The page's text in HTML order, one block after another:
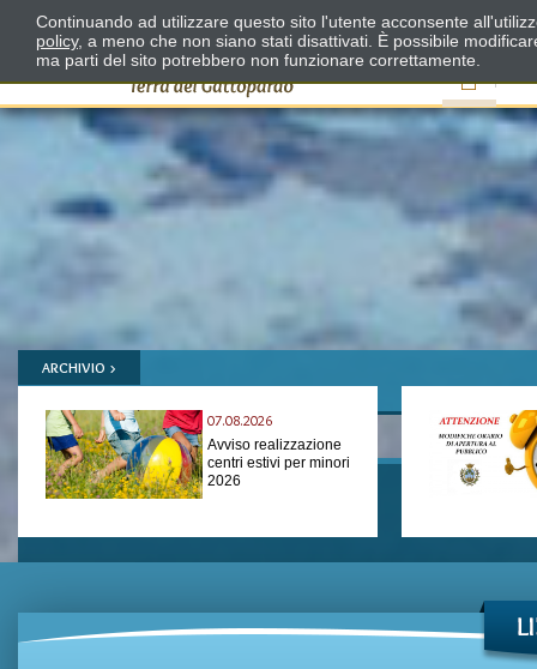
Il
ARCHIVIO >
07.08.2026
Avviso realizzazione
centri estivi per minori
2026
Continuando ad utilizzare questo sito l'utente acconsente
policy, a meno che non siano stati disattivati. È possibile
ma parti del sito potrebbero non funzionare correttamente.